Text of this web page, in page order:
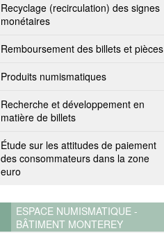
Recyclage (recirculation) des signes
monétaires
Remboursement des billets et pièces
Produits numismatiques
Recherche et développement en
matière de billets
Étude sur les attitudes de paiement
des consommateurs dans la zone
euro
ESPACE NUMISMATIQUE -
BÂTIMENT MONTEREY